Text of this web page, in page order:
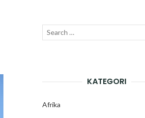
Search
KATEGORI
Afrika